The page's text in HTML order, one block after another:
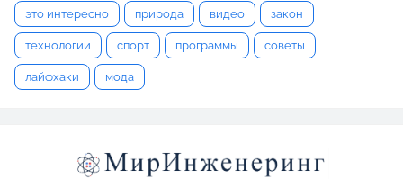
это интересно природа видео закон
технологии спорт программы советы
лайфхаки мода